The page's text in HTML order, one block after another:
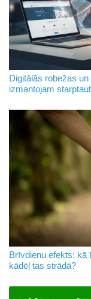
Digitālās robežas
izmantojam
Brīvdienu efekts: kā
kādēļ tas strādā?